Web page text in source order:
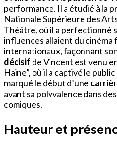
performance. Il a étudié à la
Nationale Supérieure des
Théâtre, où il a perfectionné
influences allaient du cinéma
internationaux, façonnant
décisif de Vincent est venu
Haine”, où il a captivé le
marqué le début d’une
avant sa polyvalence dans
comiques.
Hauteur et